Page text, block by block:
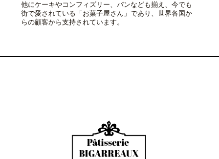
他にケーキやコンフィズリー、パンなども揃え、今でも
街で愛されている「お菓子屋さん」であり、世界各国か
らの顧客から支持されています。